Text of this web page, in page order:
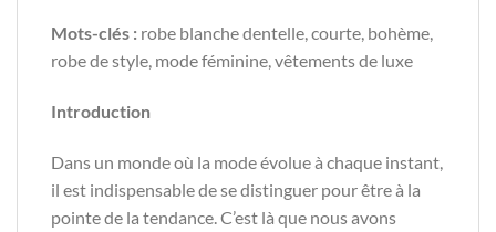
Mots-clés : robe blanche dentelle, courte, bohème,
robe de style, mode féminine, vêtements de luxe
Introduction
Dans un monde où la mode évolue à chaque instant,
il est indispensable de se distinguer pour être à la
pointe de la tendance. C’est là que nous avons